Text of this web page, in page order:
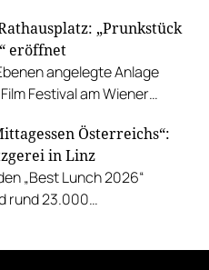
kocht in der Riederalm
„Prunkstück
eröffnet
angelegte Anlage
Festival am Wiener
und Österreichs“:
in Linz
„Best Lunch 2026“
rund 23.000